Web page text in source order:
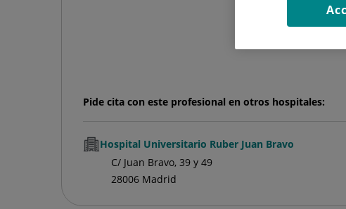
Pide cita con este profesional en otros hospitales:
Hospital Universitario Ruber Juan Bravo
C/ Juan Bravo, 39 y 49
28006 Madrid